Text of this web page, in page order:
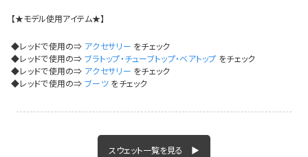
【★モデル使用アイテム★】
◆レッドで使用の⇒ アクセサリー をチェック
◆レッドで使用の⇒ブラトップ・チューブトップ・ベアトップ をチェック
◆レッドで使用の⇒ アクセサリー をチェック
◆レッドで使用の⇒ブーツをチェック
スウェット一覧を見る ▶